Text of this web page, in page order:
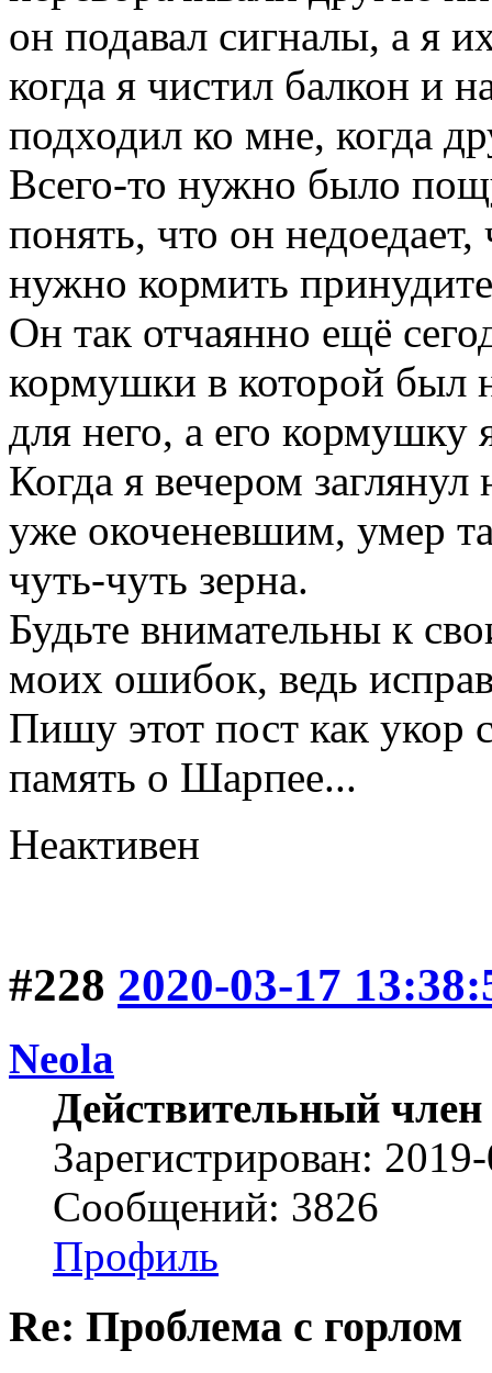
он подавал сигналы, а я
когда я чистил балкон и
подходил ко мне, когда
Всего-то нужно было
понять, что он
нужно кормить
Он так отчаянно ещё
кормушки в которой был
для него, а его кормушку
Когда я вечером
уже окоченевшим, умер
чуть-чуть зерна.
Будьте внимательны к
моих ошибок, ведь
Пишу этот пост как укор
память о Шарпее...
Неактивен
#228 2020-03-17
Neola
Действительный член
Зарегистрирован:
Сообщений: 3826
Профиль
Re: Проблема с горлом